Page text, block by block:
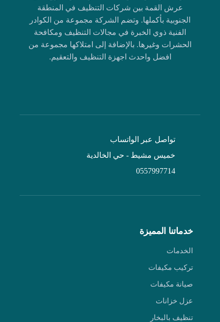
عرش القمة بين شركات التنظيف في المنطقة
الجنوبية بأكملها. وتضم الشركة مجموعة من الكوادر
الفنية ذوي الخبرة في مجالات التنظيف ومكافحة
الحشرات وغيرها. بالإضافة إلى امتلاكها مجموعة من
افضل واحدث اجهزة التنظيف والتعقيم.
تواصل عبر الواتساب
خميس مشيط - حي الخالدية
0557997714
خدماتنا المميزة
الخدمات
تركيب مكيفات
صيانة مكيفات
عزل خزانات
تنظيف بالبخار